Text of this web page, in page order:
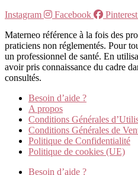
Instagram
Facebook Pinterest
Materneo référence à la fois des
praticiens non réglementés. Pour
un professionnel de santé. En
avoir pris connaissance du cadre
consultés.
Besoin d’aide ?
A propos
Conditions Générales
Conditions Générales de
Politique de Confidentialité
Politique de cookies (UE)
Besoin d’aide ?